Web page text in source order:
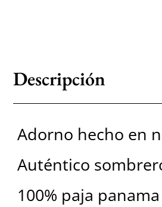
Descripción
Adorno hecho en
Auténtico
100% paja